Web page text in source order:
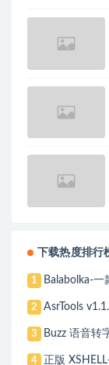
下载热度排行
1 Balabolka-
2 AsrTools
3 Buzz 语音转
4 正版